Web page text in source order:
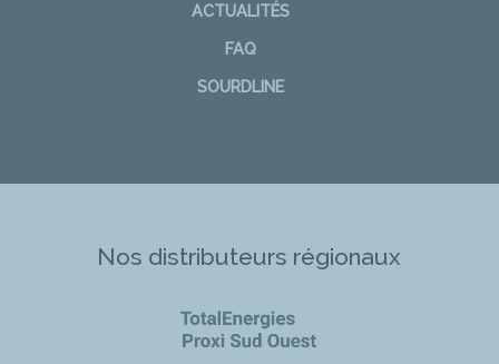
ACTUALITÉS
FAQ
SOURDLINE
Nos distributeurs régionaux